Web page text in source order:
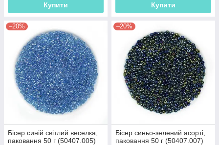
Купити Купити
–20%
Бісер синій світлий веселка,
паковання 50 г (50407.005)
–20%
Бісер синьо-зелений асорті,
паковання 50 г (50407.007)